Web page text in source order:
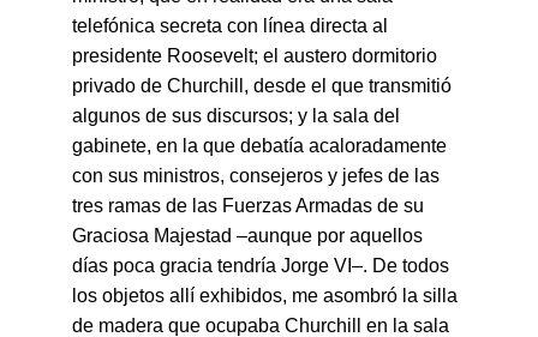
telefónica secreta con línea directa al
presidente Roosevelt; el austero dormitorio
privado de Churchill, desde el que transmitió
algunos de sus discursos; y la sala del
gabinete, en la que debatía acaloradamente
con sus ministros, consejeros y jefes de las
tres ramas de las Fuerzas Armadas de su
Graciosa Majestad –aunque por aquellos
días poca gracia tendría Jorge VI–. De todos
los objetos allí exhibidos, me asombró la silla
de madera que ocupaba Churchill en la sala